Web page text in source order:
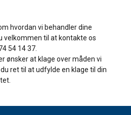
hvordan vi behandler dine
velkommen til at kontakte os
54 14 37.
ønsker at klage over måden vi
ret til at udfylde en klage til din